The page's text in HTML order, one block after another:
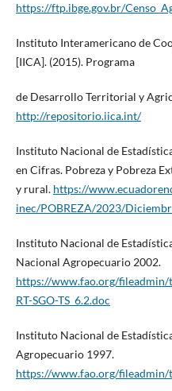
https://ftp.ibge.gov.br/
Instituto Interamericano de
[IICA]. (2015). Programa
de Desarrollo Territorial y
http://repositorio.iica.int/
Instituto Nacional de
en Cifras. Pobreza y Pobreza
y rural. https://
inec/POBREZA/2023/
Instituto Nacional de
Nacional Agropecuario 2002.
https://www.fao.org/fileadmin/
RT-SGO-TS_6.2.doc
Instituto Nacional de
Agropecuario 1997.
https://www.fao.org/fileadmin/